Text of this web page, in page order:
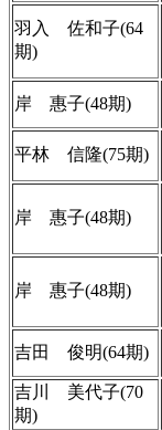
羽入 佐和子(64
期)
岸 惠子(48期)
平林 信隆(75期)
岸 惠子(48期)
岸 惠子(48期)
吉田 俊明(64期)
吉川 美代子(70
期)